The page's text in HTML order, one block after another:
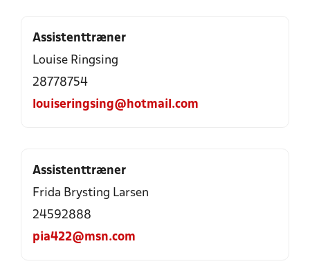
Assistenttræner
Louise Ringsing
28778754
louiseringsing@hotmail.com
Assistenttræner
Frida Brysting Larsen
24592888
pia422@msn.com